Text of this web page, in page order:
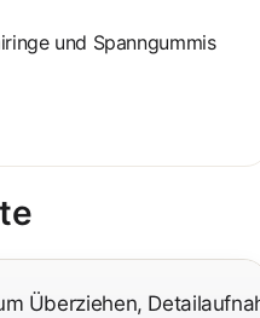
und Spanngummis